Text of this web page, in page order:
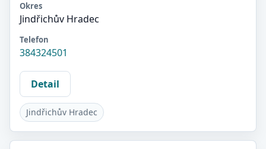
Okres
Jindřichův Hradec
Telefon
384324501
Detail
Jindřichův Hradec